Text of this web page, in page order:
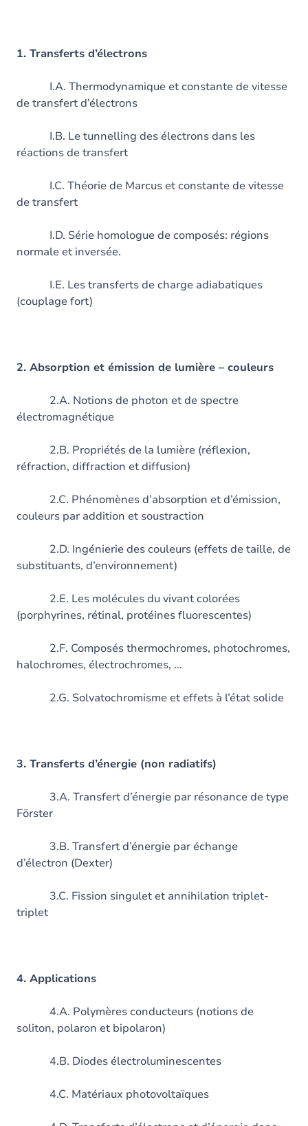
1. Transferts d’électrons
I.A. Thermodynamique et constante de vitesse
de transfert d’électrons
I.B. Le tunnelling des électrons dans les
réactions de transfert
I.C. Théorie de Marcus et constante de vitesse
de transfert
I.D. Série homologue de composés: régions
normale et inversée.
I.E. Les transferts de charge adiabatiques
(couplage fort)
2. Absorption et émission de lumière – couleurs
2.A. Notions de photon et de spectre
électromagnétique
2.B. Propriétés de la lumière (réflexion,
réfraction, diffraction et diffusion)
2.C. Phénomènes d’absorption et d’émission,
couleurs par addition et soustraction
2.D. Ingénierie des couleurs (effets de taille, de
substituants, d’environnement)
2.E. Les molécules du vivant colorées
(porphyrines, rétinal, protéines fluorescentes)
2.F. Composés thermochromes, photochromes,
halochromes, électrochromes, …
2.G. Solvatochromisme et effets à l’état solide
3. Transferts d’énergie (non radiatifs)
3.A. Transfert d’énergie par résonance de type
Förster
3.B. Transfert d’énergie par échange
d’électron (Dexter)
3.C. Fission singulet et annihilation triplet-
triplet
4. Applications
4.A. Polymères conducteurs (notions de
soliton, polaron et bipolaron)
4.B. Diodes électroluminescentes
4.C. Matériaux photovoltaïques